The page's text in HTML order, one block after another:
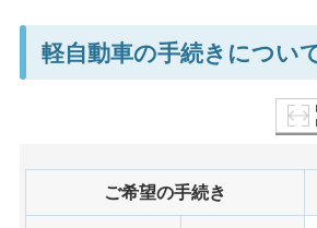
軽自動車の手続きについ
ご希望の手続き